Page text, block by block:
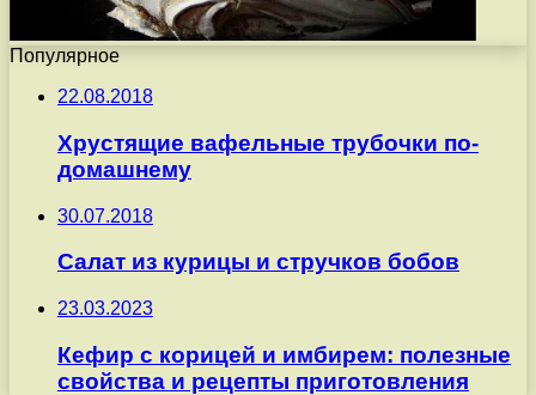
Популярное
22.08.2018
Хрустящие вафельные трубочки по-
домашнему
30.07.2018
Салат из курицы и стручков бобов
23.03.2023
Кефир с корицей и имбирем: полезные
свойства и рецепты приготовления